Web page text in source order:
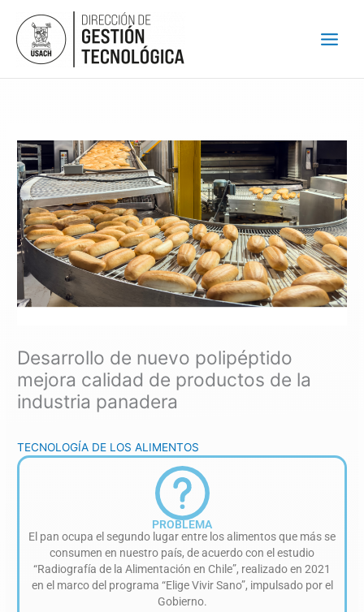
contenido
Desarrollo de nuevo polipéptido
mejora calidad de productos de la
industria panadera
TECNOLOGÍA DE LOS ALIMENTOS
PROBLEMA
El pan ocupa el segundo lugar entre los alimentos que más se
consumen en nuestro país, de acuerdo con el estudio
“Radiografía de la Alimentación en Chile”, realizado en 2021
en el marco del programa “Elige Vivir Sano”, impulsado por el
Gobierno.